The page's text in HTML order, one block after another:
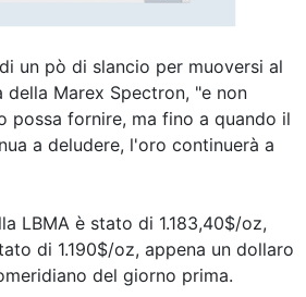
un pò di slancio per muoversi al
della Marex Spectron, "e non
possa fornire, ma fino a quando il
a deludere, l'oro continuerà a
LBMA è stato di 1.183,40$/oz,
di 1.190$/oz, appena un dollaro
del giorno prima.